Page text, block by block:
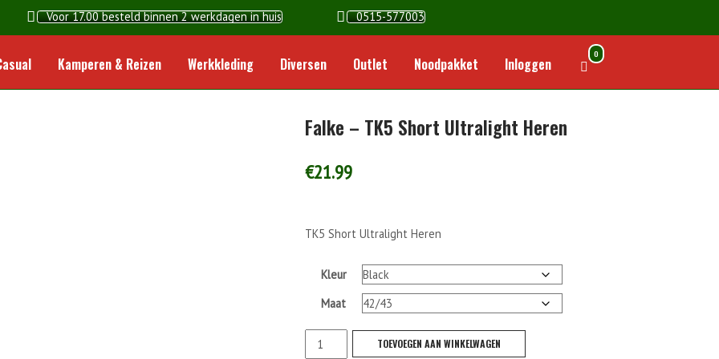
Voor 17.00 besteld binnen 2 werkdagen in huis 0515-577003
Home
Kamperen & Reizen Werkkleding Diversen Outlet Noodpakket Inloggen
Winkelwagen
0
Falke – TK5 Short Ultralight Heren
€21.99
TK5 Short Ultralight Heren
Kleur
Maat
Falke
TOEVOEGEN AAN WINKELWAGEN